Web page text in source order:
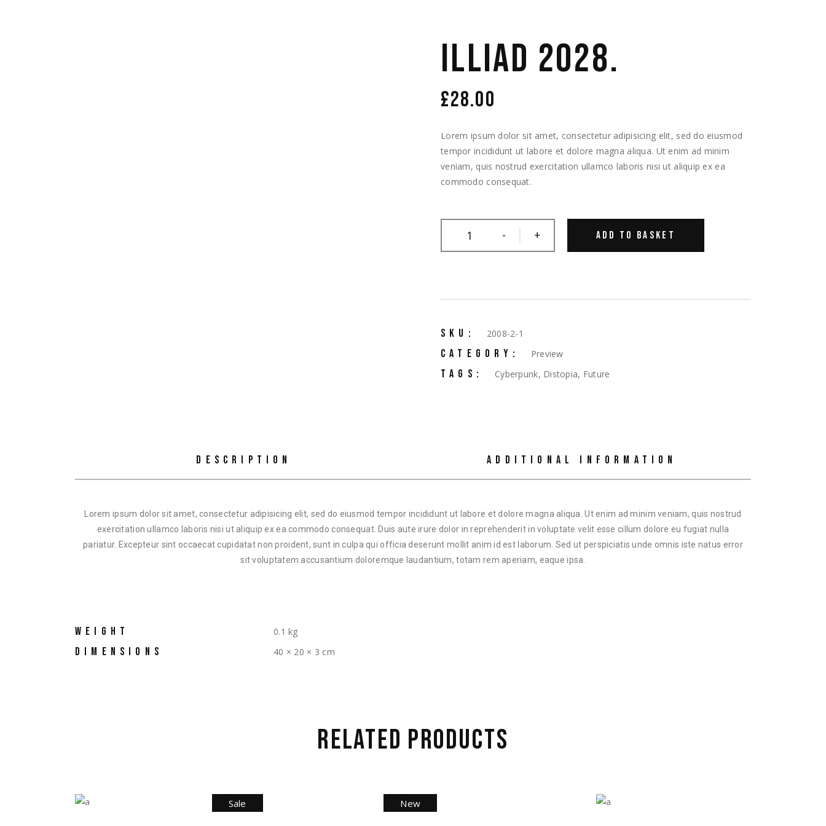
ILLIAD 2028.
£28.00
Lorem ipsum dolor sit amet, consectetur adipisicing elit, sed do eiusmod
tempor incididunt ut labore et dolore magna aliqua. Ut enim ad minim
veniam, quis nostrud exercitation ullamco laboris nisi ut aliquip ex ea
commodo consequat.
- + ADD TO BASKET
SKU: 2008-2-1
CATEGORY: Preview
TAGS: Cyberpunk, Distopia, Future
DESCRIPTION ADDITIONAL INFORMATION
Lorem ipsum dolor sit amet, consectetur adipisicing elit, sed do eiusmod tempor incididunt ut labore et dolore magna aliqua. Ut enim ad minim veniam, quis nostrud
exercitation ullamco laboris nisi ut aliquip ex ea commodo consequat. Duis aute irure dolor in reprehenderit in voluptate velit esse cillum dolore eu fugiat nulla
pariatur. Excepteur sint occaecat cupidatat non proident, sunt in culpa qui officia deserunt mollit anim id est laborum. Sed ut perspiciatis unde omnis iste natus error
sit voluptatem accusantium doloremque laudantium, totam rem aperiam, eaque ipsa.
WEIGHT 0.1 kg
DIMENSIONS 40 × 20 × 3 cm
RELATED PRODUCTS
Sale New